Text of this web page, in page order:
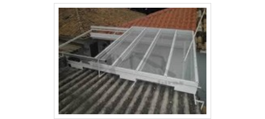
personalizados de alta qualidade. Solicite um
orçamento, por e-mail ou telefone, e saiba mais! .